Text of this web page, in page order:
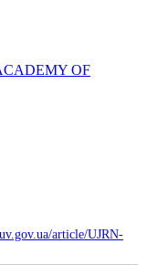
OF
article/UJRN-